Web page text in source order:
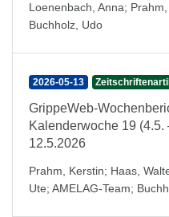
Loenenbach, Anna;
Buchholz, Udo
2026-05-13
GrippeWeb-
Kalenderwoche 19 (4.5.
12.5.2026
Prahm, Kerstin; Haas,
Ute; AMELAG-Team;